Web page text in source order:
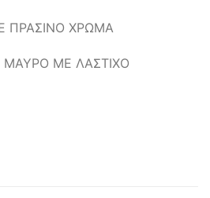
ΠΡΑΣΙΝΟ ΧΡΩΜΑ
ΜΕ ΛΑΣΤΙΧΟ